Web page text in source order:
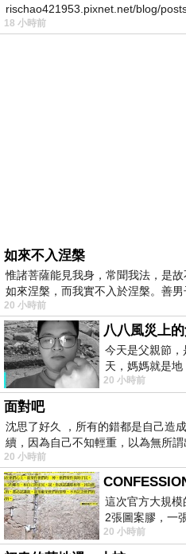
rischao421953.pixnet.net/blog/
18 小時前
如來不入涅槃
惟諸菩薩能見我身，常聞我法，是
如來涅槃，而我實不入於涅槃。善
20 小時前
今天是父親節
天，媽媽就是
理家務，職業不
20 小時前
面對吧
沈思了好久 ，所有的錯都是自己造
續，因為自己不知輕重，以為無所
不
20 小時前
這次官方大規
2張圖案膠，一
版；目前官網上
20 小時前